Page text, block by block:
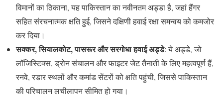
विमानों का ठिकाना, यह पाकिस्तान का नवीनतम अड्डा है, जहां हैंगर
सहित संरचनात्मक क्षति हुई, जिसने दक्षिणी हवाई रक्षा समन्वय को कमजोर
कर दिया।
सक्कर, सियालकोट, पासरूर और सरगोधा हवाई अड्डे: ये अड्डे, जो
लॉजिस्टिक्स, ड्रोन संचालन और फाइटर जेट तैनाती के लिए महत्वपूर्ण हैं,
रनवे, रडार स्थलों और कमांड सेंटरों को क्षति पहुंची, जिससे पाकिस्तान
की परिचालन लचीलापन सीमित हो गया।